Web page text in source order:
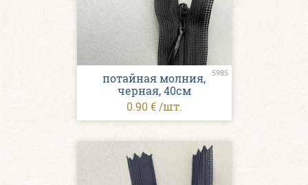
5985
потайная молния,
черная, 40см
0.90 € /шт.